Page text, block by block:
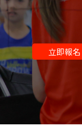
立即報